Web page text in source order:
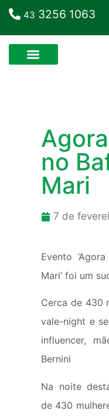
43 3256 1063
no
Mari
7 de
Evento
Mari’ foi um
Cerca de 430
vale-night e
influencer,
Bernini
Na noite
de 430